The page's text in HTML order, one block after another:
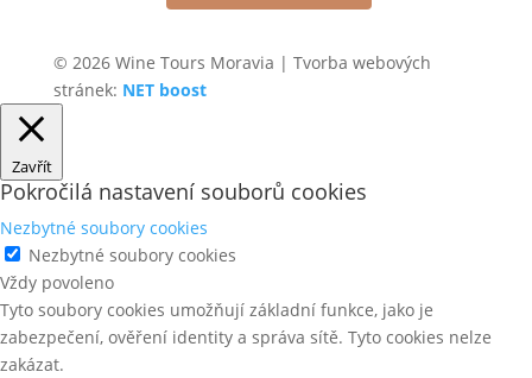
© 2026 Wine Tours Moravia | Tvorba webových
stránek: NET boost
Zavřít
Pokročilá nastavení souborů cookies
Nezbytné soubory cookies
Nezbytné soubory cookies
Vždy povoleno
Tyto soubory cookies umožňují základní funkce, jako je
zabezpečení, ověření identity a správa sítě. Tyto cookies nelze
zakázat.